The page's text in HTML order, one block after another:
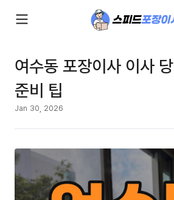
여수동 포장이사 이사
준비 팁
Jan 30, 2026